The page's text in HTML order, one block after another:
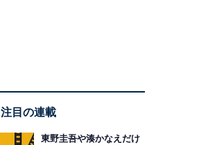
注目の連載
東野圭吾や湊かなえだけ